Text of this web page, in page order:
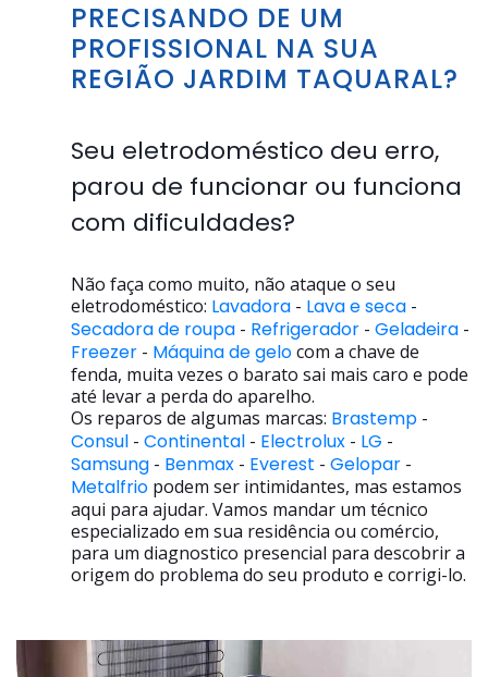
PRECISANDO DE UM
PROFISSIONAL NA SUA
REGIÃO JARDIM TAQUARAL?
Seu eletrodoméstico deu erro,
parou de funcionar ou funciona
com dificuldades?
Não faça como muito, não ataque o seu
eletrodoméstico: Lavadora - Lava e seca -
Secadora de roupa - Refrigerador - Geladeira -
Freezer - Máquina de gelocom a chave de
fenda, muita vezes o barato sai mais caro e pode
até levar a perda do aparelho.
Os reparos de algumas marcas: Brastemp -
Consul - Continental - Electrolux - LG -
Samsung - Benmax - Everest - Gelopar -
Metalfrio podem ser intimidantes, mas estamos
aqui para ajudar. Vamos mandar um técnico
especializado em sua residência ou comércio,
para um diagnostico presencial para descobrir a
origem do problema do seu produto e corrigi-lo.